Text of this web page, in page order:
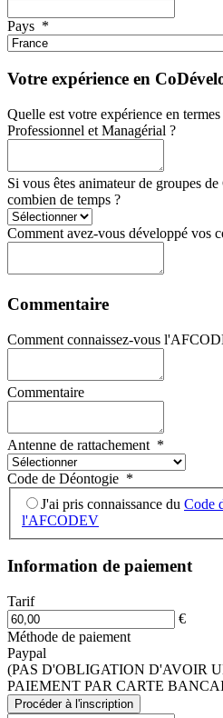
Pays *
Votre expérience en
Quelle est votre expérience en
Professionnel et Managérial ?
Si vous êtes animateur de groupes
combien de temps ?
Comment avez-vous développé vos
Commentaire
Comment connaissez-vous
Commentaire
Antenne de rattachement *
Code de Déontogie *
J'ai pris connaissance du Code
l'AFCODEV
Information de paiement
Tarif
€
Méthode de paiement
Paypal
(PAS D'OBLIGATION D'AVOIR
PAIEMENT PAR CARTE